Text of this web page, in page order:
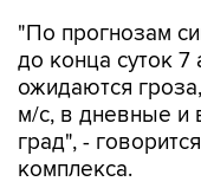
"По прогнозам
до конца суток 7
ожидаются
м/с, в дневные и
град", -
комплекса.